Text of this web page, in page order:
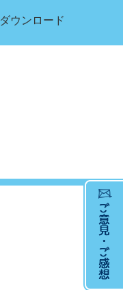
ダウンロード